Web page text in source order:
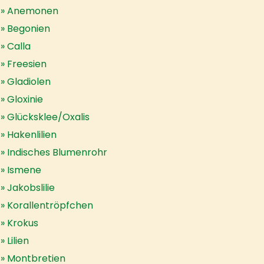
Anemonen
Begonien
Calla
Freesien
Gladiolen
Gloxinie
Glücksklee/Oxalis
Hakenlilien
Indisches Blumenrohr
Ismene
Jakobslilie
Korallentröpfchen
Krokus
Lilien
Montbretien